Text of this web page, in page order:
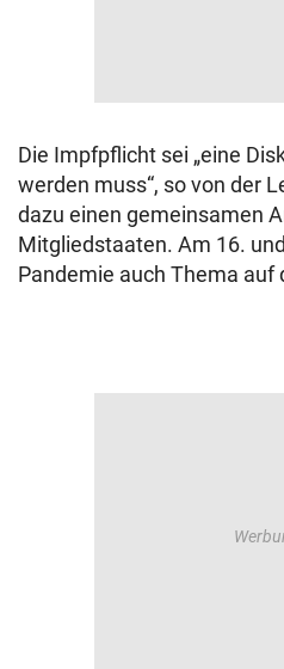
Die Impfpflicht sei „eine
werden muss“, so von der
dazu einen gemeinsamen
Mitgliedstaaten. Am 16.
Pandemie auch Thema auf